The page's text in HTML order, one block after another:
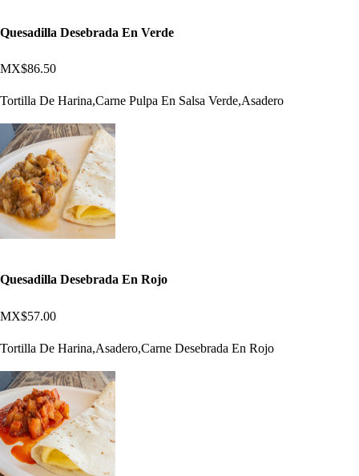
Quesadilla Desebrada En Verde
MX$86.50
Tortilla De Harina,Carne Pulpa En Salsa Verde,Asadero
Quesadilla Desebrada En Rojo
MX$57.00
Tortilla De Harina,Asadero,Carne Desebrada En Rojo